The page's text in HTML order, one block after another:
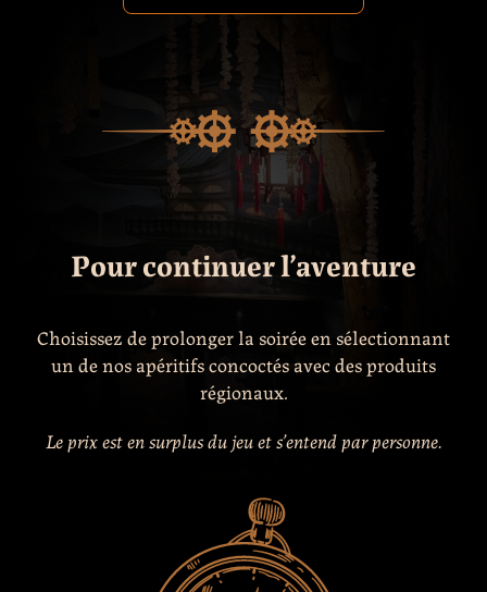
Pour continuer l’aventure
Choisissez de prolonger la soirée en sélectionnant
un de nos apéritifs concoctés avec des produits
régionaux.
Le prix est en surplus du jeu et s’entend par personne.